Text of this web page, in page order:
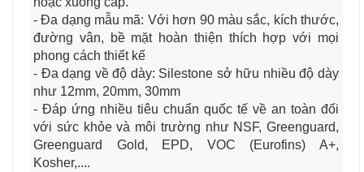
- Đa dạng mẫu mã: Với hơn 90 màu sắc, kích thước,
đường vân, bề mặt hoàn thiện thích hợp với mọi
phong cách thiết kế
- Đa dạng về độ dày: Silestone sở hữu nhiều độ dày
như 12mm, 20mm, 30mm
- Đáp ứng nhiều tiêu chuẩn quốc tế về an toàn đối
với sức khỏe và môi trường như NSF, Greenguard,
Greenguard Gold, EPD, VOC (Eurofins) A+,
Kosher,....